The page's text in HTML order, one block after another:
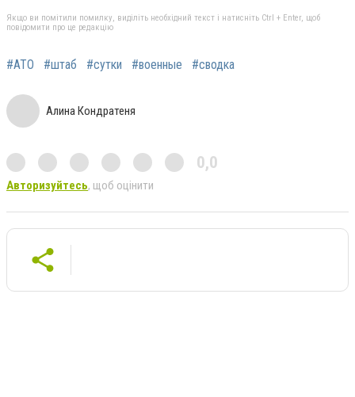
Якщо ви помітили помилку, виділіть необхідний текст і натисніть Ctrl + Enter, щоб
повідомити про це редакцію
#АТО #штаб #сутки #военные #сводка
Алина Кондратеня
0,0
Авторизуйтесь, щоб оцінити